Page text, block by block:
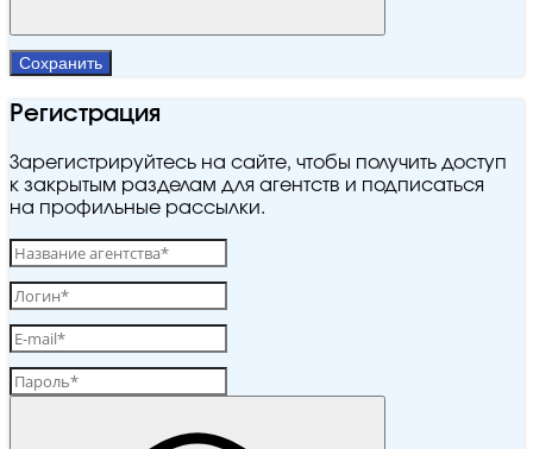
Сохранить
Регистрация
Зарегистрируйтесь на сайте, чтобы получить доступ
к закрытым разделам для агентств и подписаться
на профильные рассылки.